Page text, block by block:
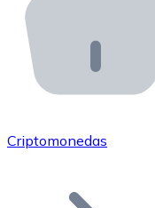
Integra un
Bitnovo API
Integra nuestra
Únete a nuestra
Añade tu
Criptomonedas